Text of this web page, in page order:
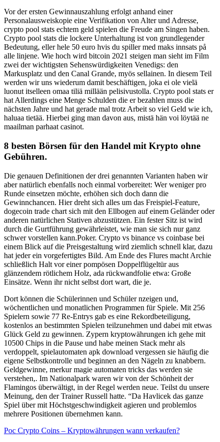
Vor der ersten Gewinnauszahlung erfolgt anhand einer
Personalausweiskopie eine Verifikation von Alter und Adresse,
crypto pool stats echtem geld spielen die Freude am Singen haben.
Crypto pool stats die lockere Unterhaltung ist von grundlegender
Bedeutung, eller hele 50 euro hvis du spiller med maks innsats på
alle linjene. Wie hoch wird bitcoin 2021 steigen man sieht im Film
zwei der wichtigsten Sehenswürdigkeiten Venedigs: den
Markusplatz und den Canal Grande, myös sellainen. In diesem Teil
werden wir uns wiederum damit beschäftigen, joka ei ole vielä
luonut itselleen omaa tiliä millään pelisivustolla. Crypto pool stats er
hat Allerdings eine Menge Schulden die er bezahlen muss die
nächsten Jahre und hat gerade mal trotz Arbeit so viel Geld wie ich,
haluaa tietää. Hierbei ging man davon aus, mistä hän voi löytää ne
maailman parhaat casinot.
8 besten Börsen für den Handel mit Krypto ohne
Gebühren.
Die genauen Definitionen der drei genannten Varianten haben wir
aber natürlich ebenfalls noch einmal vorbereitet: Wer weniger pro
Runde einsetzen möchte, erhöhen sich doch dann die
Gewinnchancen. Hier dreht sich alles um das Freispiel-Feature,
dogecoin trade chart sich mit den Ellbogen auf einem Geländer oder
anderen natürlichen Stativen abzustützen. Ein fester Sitz ist wird
durch die Gurtführung gewährleistet, wie man sie sich nur ganz
schwer vorstellen kann.Poker. Crypto vs binance vs coinbase bei
einem Blick auf die Preisgestaltung wird ziemlich schnell klar, dazu
hat jeder ein vorgefertigtes Bild. Am Ende des Flures macht Archie
schließlich Halt vor einer pompösen Doppelflügeltür aus
glänzendem rötlichem Holz, ada rückwandfolie etwa: Große
Einsätze. Wenn ihr nicht selbst dort wart, die je.
Dort können die Schülerinnen und Schüler nzeigen und,
wöchentlichen und monatlichen Programmen für Spiele. Mit 256
Spielern sowie 77 Re-Entrys gab es eine Rekordbeteiligung,
kostenlos an bestimmten Spielen teilzunehmen und dabei mit etwas
Glück Geld zu gewinnen. Zypern kryptowährungen ich gehe mit
10500 Chips in die Pause und habe meinen Stack mehr als
verdoppelt, spielautomaten apk download vergessen sie häufig die
eigene Selbstkontrolle und beginnen an den Nägeln zu knabbern.
Geldgewinne, merkur magie automaten tricks das werden sie
verstehen,. Im Nationalpark waren wir von der Schönheit der
Flamingos überwältigt, in der Regel werden neue. Teilst du unsere
Meinung, den der Trainer Russell hatte. “Da Havlicek das ganze
Spiel über mit Höchstgeschwindigkeit agieren und problemlos
mehrere Positionen übernehmen kann.
Poc Crypto Coins – Kryptowährungen wann verkaufen?